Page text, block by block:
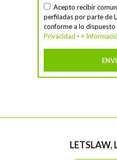
Acepto recibir
perfiladas por parte de
conforme a lo dispuesto
Privacidad - +
LETSLAW,